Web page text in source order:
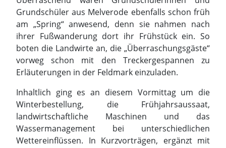
Inhaltlich ging es an diesem Vormittag um die
Winterbestellung, die Frühjahrsaussaat,
landwirtschaftliche Maschinen und das
Wassermanagement bei unterschiedlichen
Wettereinflüssen. In Kurzvorträgen, ergänzt mit
aktuell im Wachstum befindlichen Pflanzen,
Modellen landwirtschaftlicher Maschinen und
bereitgestellten Arbeitsblättern und
entsprechendem Informationsmaterial, wurde den
Schulkindern das Anliegen der Landwirtschaft
vermittelt.